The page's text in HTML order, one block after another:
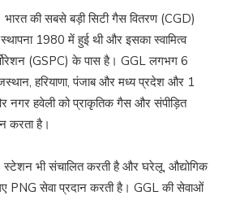
की सबसे बड़ी सिटी गैस वितरण (CGD)
1980 में हुई थी और इसका स्वामित्व
(GSPC) के पास है। GGL लगभग 6
हरियाणा, पंजाब और मध्य प्रदेश और 1
नगर हवेली को प्राकृतिक गैस और संपीड़ित
करता है।
भी संचालित करती है और घरेलू, औद्योगिक
PNG सेवा प्रदान करती है। GGL की सेवाओं